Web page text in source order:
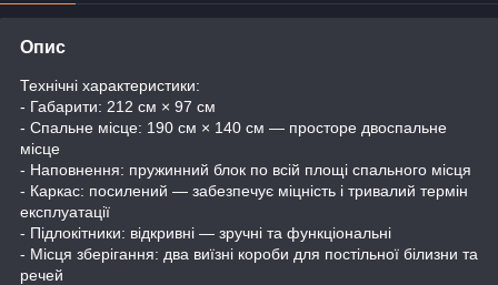
Опис
Технічні характеристики:
- Габарити: 212 см × 97 см
- Спальне місце: 190 см × 140 см — просторе двоспальне
місце
- Наповнення: пружинний блок по всій площі спального місця
- Каркас: посилений — забезпечує міцність і тривалий термін
експлуатації
- Підлокітники: відкривні — зручні та функціональні
- Місця зберігання: два виїзні короби для постільної білизни та
речей